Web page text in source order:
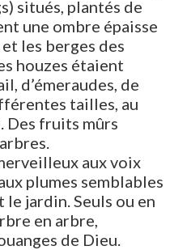
situés, plantés de
une ombre épaisse
les berges des
houzes étaient
d’émeraudes, de
tailles, au
Des fruits mûrs
aux voix
plumes semblables
jardin. Seuls ou en
en arbre,
de Dieu.